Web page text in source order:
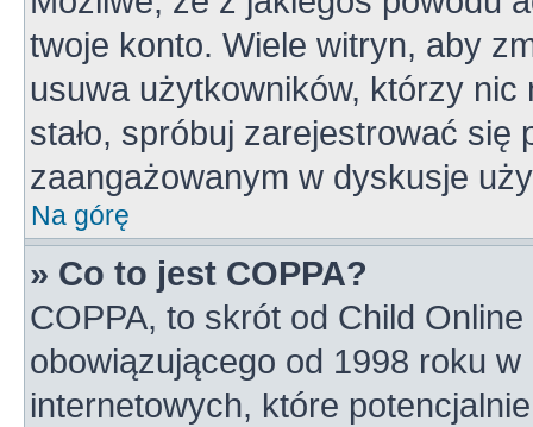
twoje konto. Wiele witryn, aby
usuwa użytkowników, którzy
stało, spróbuj zarejestrować
zaangażowanym w dyskusje
Na górę
» Co to jest COPPA?
COPPA, to skrót od Child
obowiązującego od 1998 roku w
internetowych, które